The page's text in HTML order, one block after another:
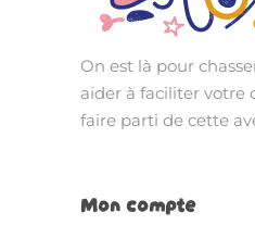
On est là pour
aider à faciliter votre
faire parti de cette
Mon compte